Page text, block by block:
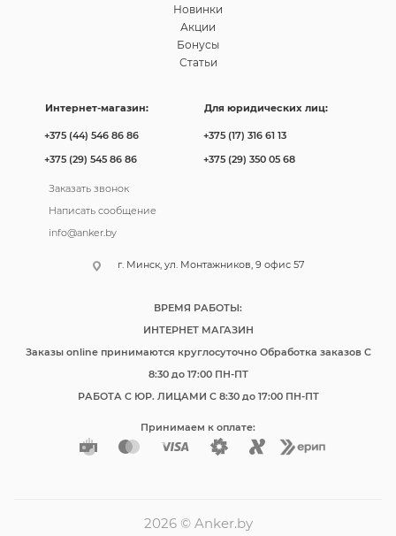
Новинки
Акции
Бонусы
Статьи
Интернет-магазин: Для юридических лиц:
+375 (44) 546 86 86
+375 (17) 316 61 13
+375 (29) 545 86 86
+375 (29) 350 05 68
Заказать звонок
Написать сообщение
info@anker.by
г. Минск, ул. Монтажников, 9 офис 57
ВРЕМЯ РАБОТЫ:
ИНТЕРНЕТ МАГАЗИН
Заказы online принимаются круглосуточно Обработка заказов C
8:30 до 17:00 ПН-ПТ
РАБОТА С ЮР. ЛИЦАМИ C 8:30 до 17:00 ПН-ПТ
Принимаем к оплате:
2026 © Anker.by